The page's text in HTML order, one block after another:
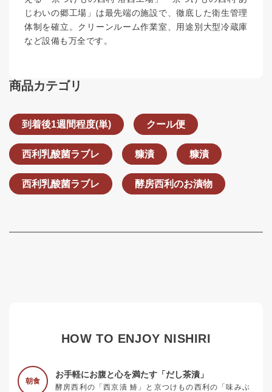
じわいの郷工場」は最先端の施設で、徹底した衛生管理
体制を確立。クリーンルーム作業室、用途別大型冷蔵庫
など設備も万全です。
商品カテゴリ
到着後1週間程度(単) クール便
西利乳酸菌ラブレ 糠漬 糠漬
西利乳酸菌ラブレ 酵房西利のお漬物
HOW TO ENJOY NISHIRI
朝食
お手軽にお腹と心を満たす「だし茶漬」
酵房西利の「西京漬 鰆」と京つけもの西利の「味みぶ